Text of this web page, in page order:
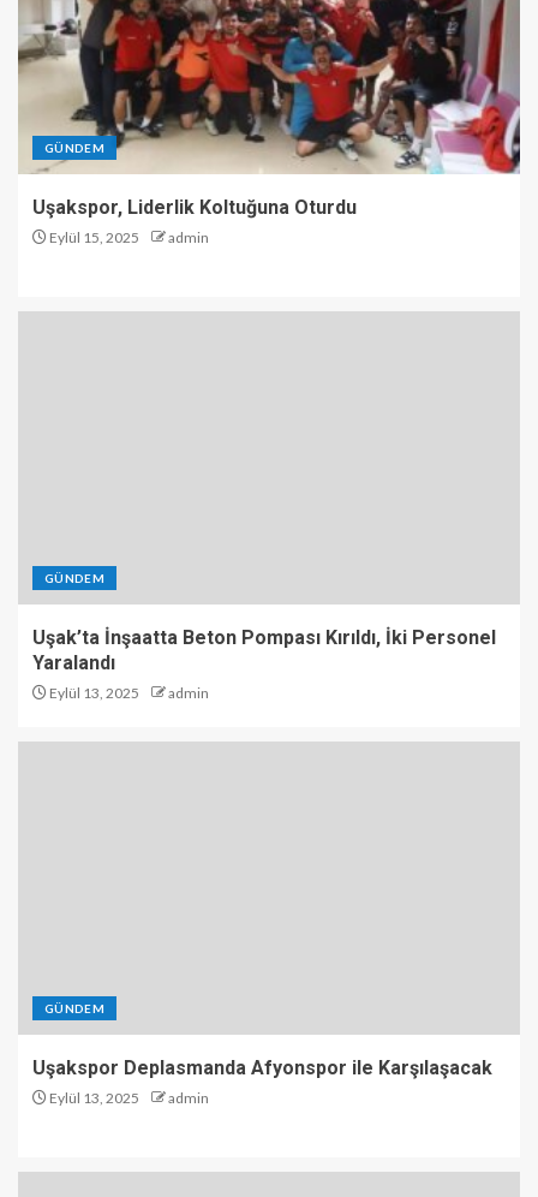
GÜNDEM
Uşakspor, Liderlik Koltuğuna Oturdu
Eylül 15, 2025 admin
GÜNDEM
Uşak’ta İnşaatta Beton Pompası Kırıldı, İki Personel
Yaralandı
Eylül 13, 2025 admin
GÜNDEM
Uşakspor Deplasmanda Afyonspor ile Karşılaşacak
Eylül 13, 2025 admin